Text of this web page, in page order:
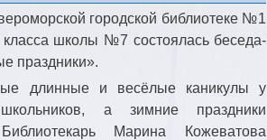
городской библиотеке №1
школы №7 состоялась беседа-
праздники».
длинные и весёлые каникулы у
школьников, а зимние праздники
Марина Кожеватова